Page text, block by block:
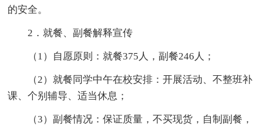
的安全。
2．就餐、副餐解释宣传
（1）自愿原则：就餐375人，副餐246人；
（2）就餐同学中午在校安排：开展活动、不整班补
课、个别辅导、适当休息；
（3）副餐情况：保证质量，不买现货，自制副餐，